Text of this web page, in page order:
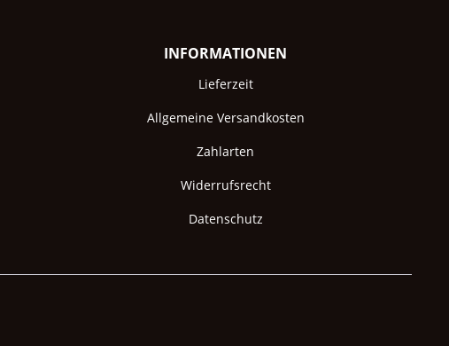
INFORMATIONEN
Lieferzeit
Allgemeine Versandkosten
Zahlarten
Widerrufsrecht
Datenschutz